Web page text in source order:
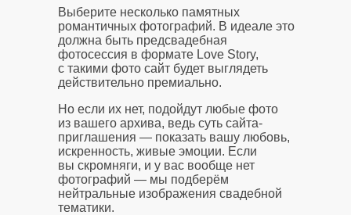
Но если их нет, подойдут любые фото
из вашего архива, ведь суть сайта-
приглашения — показать вашу любовь,
искренность, живые эмоции. Если
вы скромняги, и у вас вообще нет
фотографий — мы подберём
нейтральные изображения свадебной
тематики.
Выберите несколько памятных
романтичных фотографий. В идеале это
должна быть предсвадебная
фотосессия в формате Love Story,
с такими фото сайт будет выглядеть
действительно премиально.